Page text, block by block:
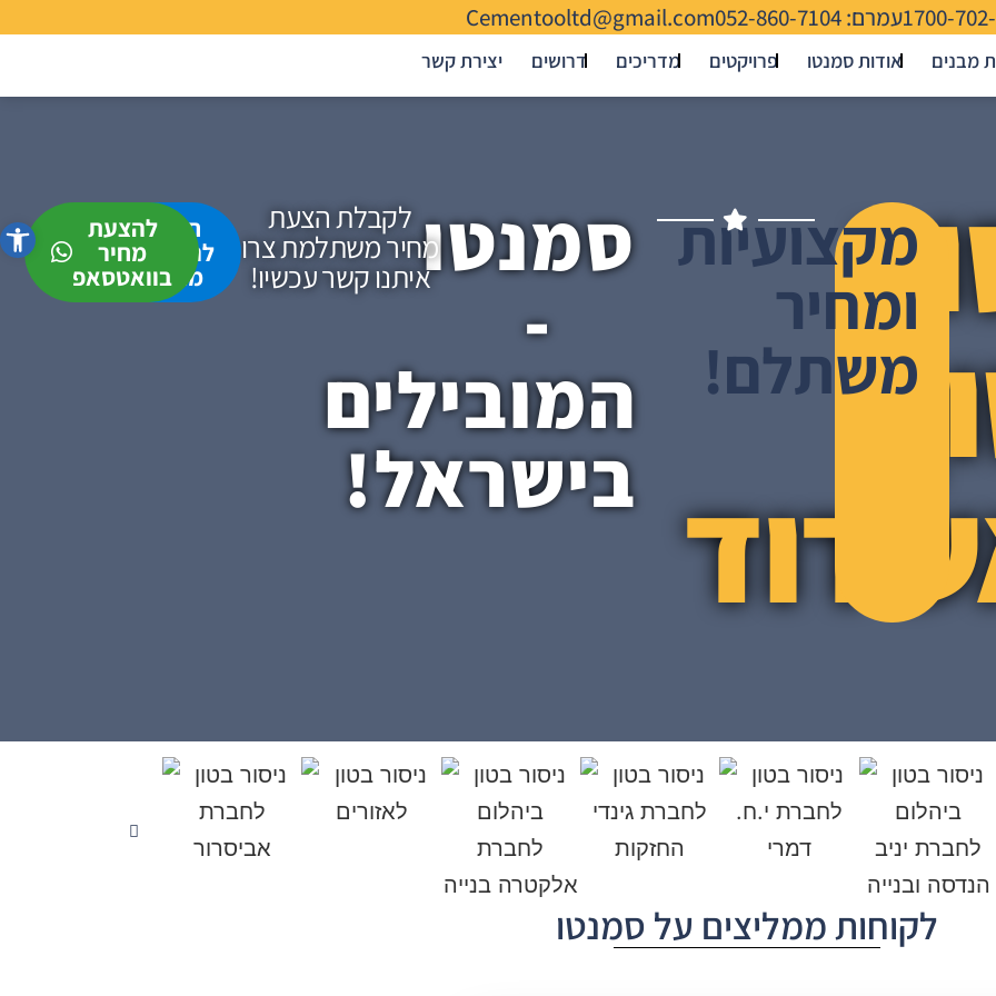
1700-עמרם: 052-860-7104 Cementooltd@gmail.com
מבנים אודות סמנטו פרויקטים מדריכים דרושים יצירת קשר
מקצועיות
ומחיר
משתלם!
סמנטו
-
המובילים
בישראל!
לקבלת הצעת
מחיר משתלמת צרו
איתנו קשר עכשיו!
חייגו
להצעת
מחיר
להצעת
מחיר
בוואטסאפ
לקוחות ממליצים על סמנטו
פתח